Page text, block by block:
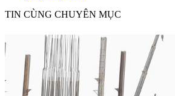
TIN CÙNG CHUYÊN MỤC